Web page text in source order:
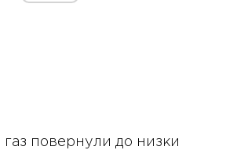
повернули до низки